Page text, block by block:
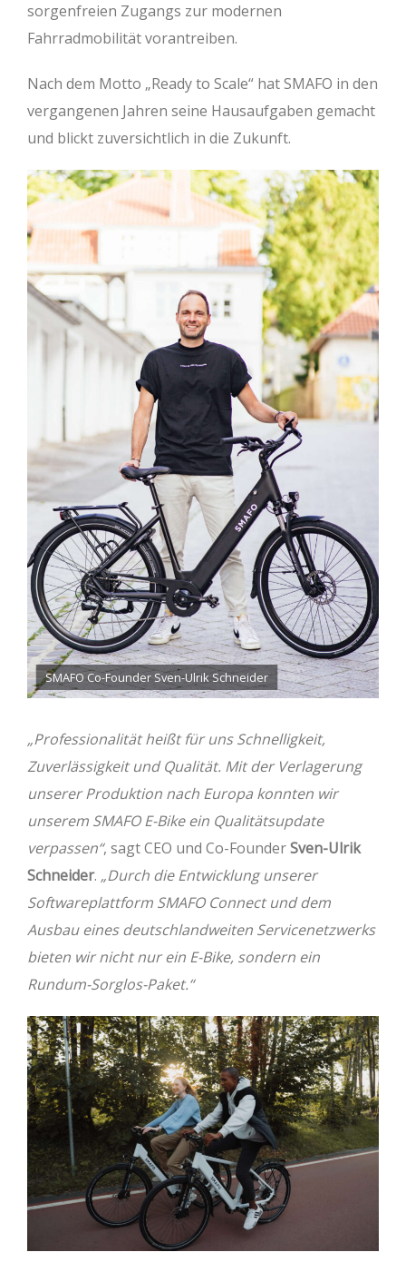
sorgenfreien Zugangs zur modernen
Fahrradmobilität vorantreiben.
Nach dem Motto „Ready to Scale“ hat SMAFO in den
vergangenen Jahren seine Hausaufgaben gemacht
und blickt zuversichtlich in die Zukunft.
SMAFO Co-Founder Sven-Ulrik Schneider
„Professionalität heißt für uns Schnelligkeit,
Zuverlässigkeit und Qualität. Mit der Verlagerung
unserer Produktion nach Europa konnten wir
unserem SMAFO E-Bike ein Qualitätsupdate
verpassen“, sagt CEO und Co-FounderSven-Ulrik
Schneider. „Durch die Entwicklung unserer
Softwareplattform SMAFO Connect und dem
Ausbau eines deutschlandweiten Servicenetzwerks
bieten wir nicht nur ein E-Bike, sondern ein
Rundum-Sorglos-Paket.“